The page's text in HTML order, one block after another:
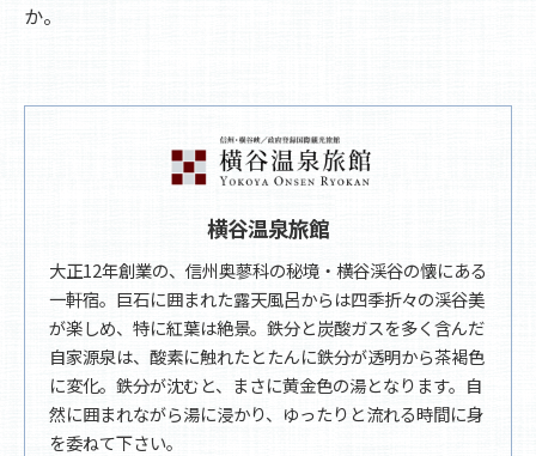
か。
横谷温泉旅館
大正12年創業の、信州奥蓼科の秘境・横谷渓谷の懐にある
一軒宿。巨石に囲まれた露天風呂からは四季折々の渓谷美
が楽しめ、特に紅葉は絶景。鉄分と炭酸ガスを多く含んだ
自家源泉は、酸素に触れたとたんに鉄分が透明から茶褐色
に変化。鉄分が沈むと、まさに黄金色の湯となります。自
然に囲まれながら湯に浸かり、ゆったりと流れる時間に身
を委ねて下さい。